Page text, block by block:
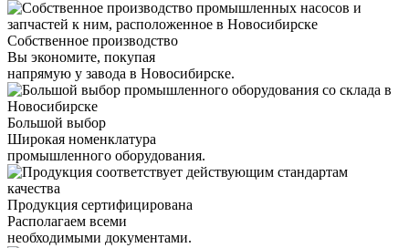
Собственное производство
Вы экономите, покупая
напрямую у завода в Новосибирске.
Большой выбор
Широкая номенклатура
промышленного оборудования.
Продукция сертифицирована
Располагаем всеми
необходимыми документами.